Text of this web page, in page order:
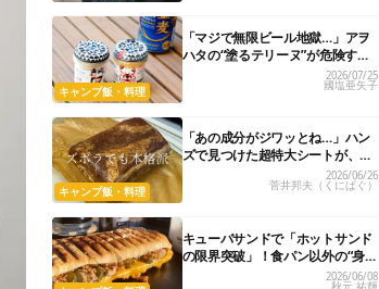
キャンプ飯・料理
「マジで無限ビール地獄…」アヲ
ハタの“塗るテリーヌ”が危険すぎ
た。クラッカー1枚でビールが止
2026/07/25
國塩亜矢子
キャンプ飯・料理
「あの成分がジワッとね…」ハン
ズで見つけた超特大シートが、ガ
チ勢も唸る“隠し玉”でした！2026/06/26
菅井邦夫（くにぱぐ）
キューバサンドで「ホットサンド
の限界突破」！食パン以外の“身
近なアレ”で作る絶品レシピ3選
2026/06/08
秋元 祐輝